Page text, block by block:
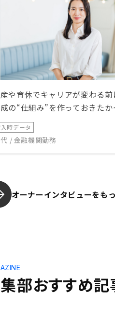
や育休でキャリアが変わる
の“仕組み”を作っておきたか
時データ
/ 金融機関勤務
オーナーインタビューをも
部おすすめ記